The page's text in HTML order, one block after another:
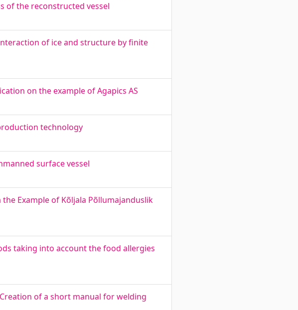
of the reconstructed vessel
of ice and structure by finite
on the example of Agapics AS
technology
surface vessel
Example of Kõljala Põllumajanduslik
taking into account the food allergies
of a short manual for welding